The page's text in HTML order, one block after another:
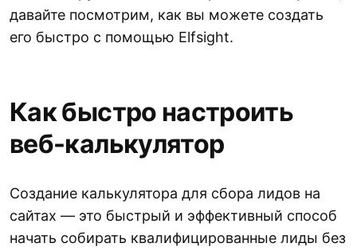
давайте посмотрим, как вы можете создать
его быстро с помощью Elfsight.
Как быстро настроить
веб-калькулятор
Создание калькулятора для сбора лидов на
сайтах — это быстрый и эффективный способ
начать собирать квалифицированные лиды без